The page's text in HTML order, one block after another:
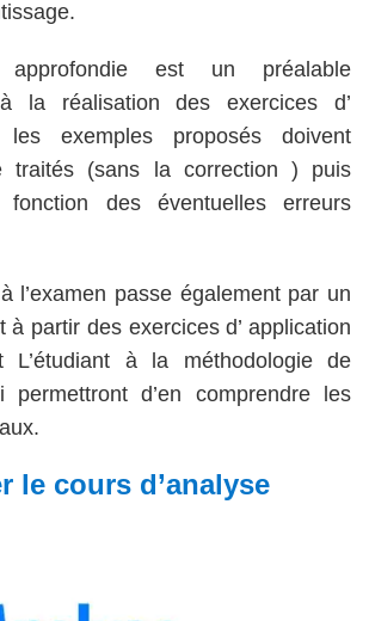
est un préalable
la réalisation des exercices d’
exemples proposés doivent
traités (sans la correction ) puis
fonction des éventuelles erreurs
l’examen passe également par un
à partir des exercices d’ application
L’étudiant à la méthodologie de
permettront d’en comprendre les
le cours d’analyse